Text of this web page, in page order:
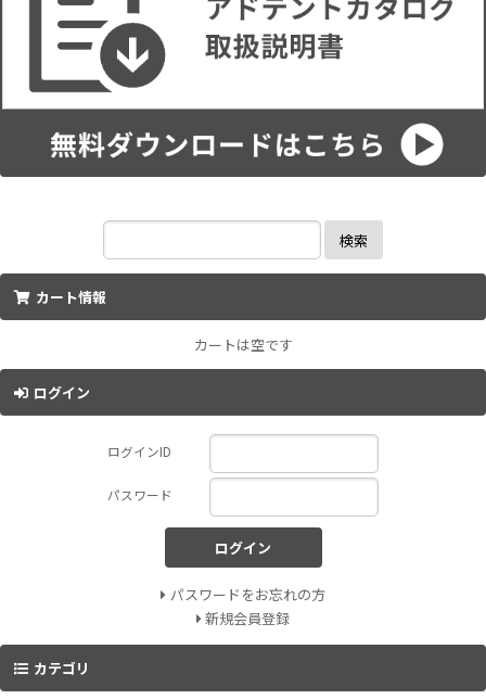
検索
カート情報
カートは空です
ログイン
ログインID
パスワード
ログイン
パスワードをお忘れの方
新規会員登録
カテゴリ